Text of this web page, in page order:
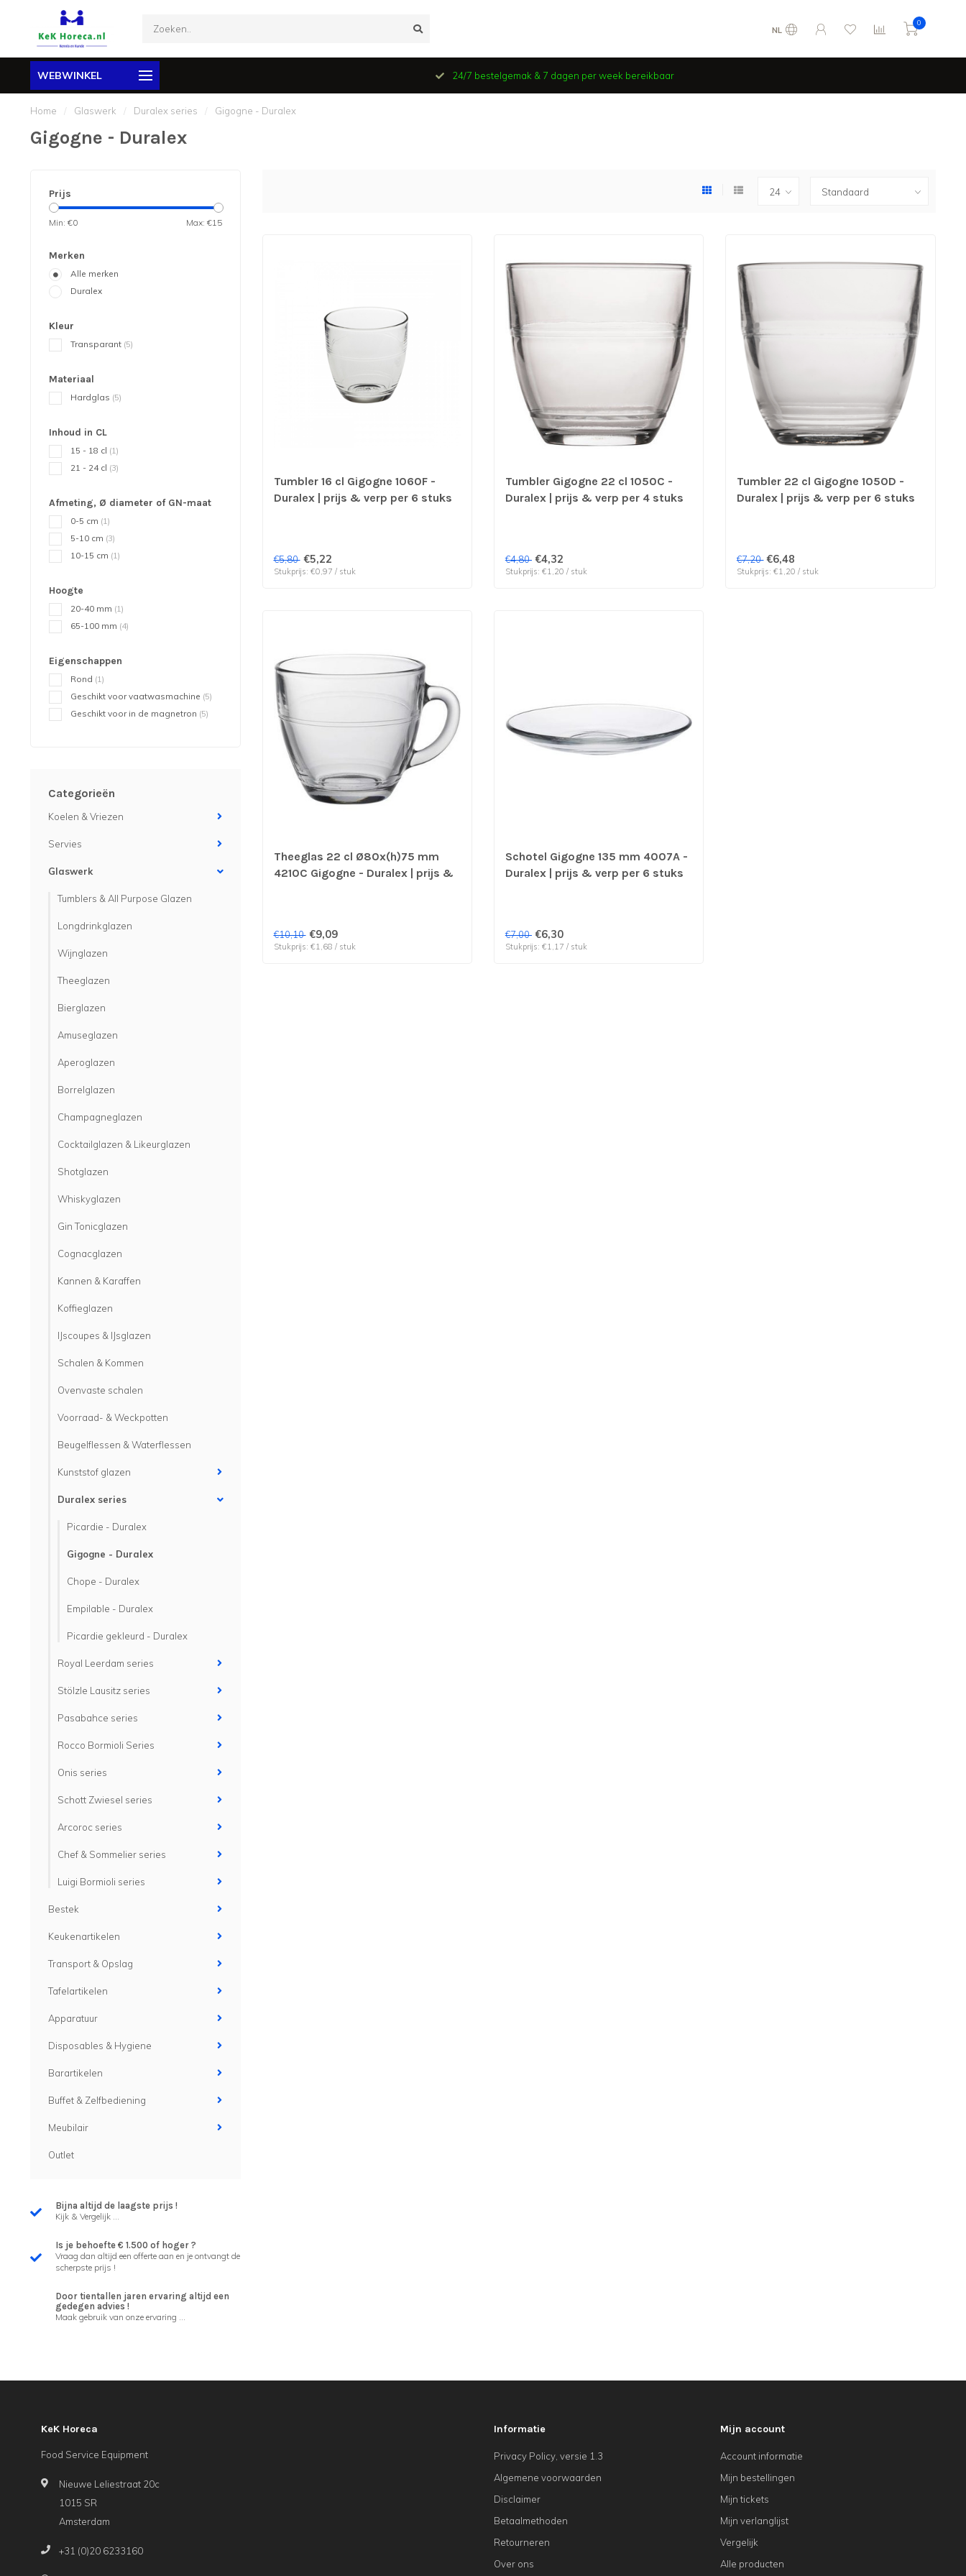
NL
0
WEBWINKEL 24/7 bestelgemak & 7 dagen per week bereikbaar
Home / Glaswerk / Duralex series / Gigogne - Duralex
Gigogne - Duralex
Prijs
Min: €0 Max: €15
Merken
Alle merken
Duralex
Kleur
Transparant (5)
Materiaal
Hardglas (5)
Inhoud in CL
15 - 18 cl (1)
21 - 24 cl (3)
Afmeting, Ø diameter of GN-maat
0-5 cm (1)
5-10 cm (3)
10-15 cm (1)
Hoogte
20-40 mm (1)
65-100 mm (4)
Eigenschappen
Rond (1)
Geschikt voor vaatwasmachine (5)
Geschikt voor in de magnetron (5)
Categorieën
Koelen & Vriezen
Servies
Glaswerk
Tumblers & All Purpose Glazen
Longdrinkglazen
Wijnglazen
Theeglazen
Bierglazen
Amuseglazen
Aperoglazen
Borrelglazen
Champagneglazen
Cocktailglazen & Likeurglazen
Shotglazen
Whiskyglazen
Gin Tonicglazen
Cognacglazen
Kannen & Karaffen
Koffieglazen
IJscoupes & IJsglazen
Schalen & Kommen
Ovenvaste schalen
Voorraad- & Weckpotten
Beugelflessen & Waterflessen
Kunststof glazen
Duralex series
Picardie - Duralex
Gigogne - Duralex
Chope - Duralex
Empilable - Duralex
Picardie gekleurd - Duralex
Royal Leerdam series
Stölzle Lausitz series
Pasabahce series
Rocco Bormioli Series
Onis series
Schott Zwiesel series
Arcoroc series
Chef & Sommelier series
Luigi Bormioli series
Bestek
Keukenartikelen
Transport & Opslag
Tafelartikelen
Apparatuur
Disposables & Hygiene
Barartikelen
Buffet & Zelfbediening
Meubilair
Outlet
Bijna altijd de laagste prijs !
Kijk & Vergelijk ...
Is je behoefte € 1.500 of hoger ?
Vraag dan altijd een offerte aan en je ontvangt de
scherpste prijs !
Door tientallen jaren ervaring altijd een
gedegen advies !
Maak gebruik van onze ervaring ...
Tumbler 16 cl Gigogne 1060F -
Duralex | prijs & verp per 6 stuks
€5,80 €5,22
Stukprijs: €0,97 / stuk
Tumbler Gigogne 22 cl 1050C -
Duralex | prijs & verp per 4 stuks
€4,80 €4,32
Stukprijs: €1,20 / stuk
Tumbler 22 cl Gigogne 1050D -
Duralex | prijs & verp per 6 stuks
€7,20 €6,48
Stukprijs: €1,20 / stuk
Theeglas 22 cl Ø80x(h)75 mm
4210C Gigogne - Duralex | prijs &
€10,10 €9,09
Stukprijs: €1,68 / stuk
Schotel Gigogne 135 mm 4007A -
Duralex | prijs & verp per 6 stuks
€7,00 €6,30
Stukprijs: €1,17 / stuk
KeK Horeca
Food Service Equipment
Nieuwe Leliestraat 20c
1015 SR
Amsterdam
+31 (0)20 6233160
Informatie
Privacy Policy, versie 1.3
Algemene voorwaarden
Disclaimer
Betaalmethoden
Retourneren
Over ons
Mijn account
Account informatie
Mijn bestellingen
Mijn tickets
Mijn verlanglijst
Vergelijk
Alle producten